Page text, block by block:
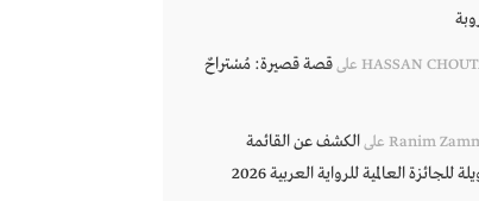
HASSAN علىقصة قصيرة: مُسْتراحٌ
Ranim علىالكشف عن القائمة
للجائزة العالمية للرواية العربية 2026